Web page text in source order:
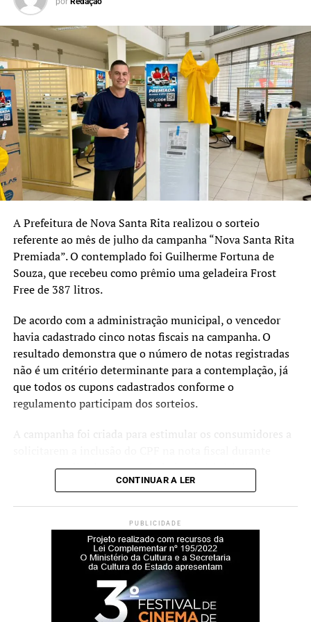
Prefeitura de Nova Santa Rita.
participação da sociedade.
O Plano Municipal
representa mais um passo
importante para
consolidarmos políticas
públicas eficientes, sempre
com transparência e
diálogo com a população”,
afirmou.
O secretário municipal de Segurança Pública, Moacir
Godoi, destacou que a reunião também será um espaço
para apresentar os resultados do primeiro semestre e
discutir as ações previstas para os próximos anos.
“O Conselho de Segurança é
um espaço de diálogo e
construção coletiva. Além
de apresentarmos os
resultados alcançados no
primeiro semestre, vamos
lançar um plano que
orientará as ações da
segurança pública nos
próximos anos. A presença
da comunidade fortalece
esse trabalho e contribui
para que as políticas
A Prefeitura de Nova Santa Rita realizou o sorteio
referente ao mês de julho da campanha “Nova Santa Rita
Premiada”. O contemplado foi Guilherme Fortuna de
Souza, que recebeu como prêmio uma geladeira Frost
Free de 387 litros.
De acordo com a administração municipal, o vencedor
havia cadastrado cinco notas fiscais na campanha. O
resultado demonstra que o número de notas registradas
não é um critério determinante para a contemplação, já
que todos os cupons cadastrados conforme o
regulamento participam dos sorteios.
A campanha foi criada para estimular os consumidores a
compras realizadas no comércio local. A iniciativa
também busca incentivar a emissão de notas fiscais e
O prefeito Rodrigo Battistella afirmou que a campanha
tem impacto tanto para os consumidores quanto para os
estabelecimentos comerciais do município.
CONTINUAR A LER
PUBLICIDADE